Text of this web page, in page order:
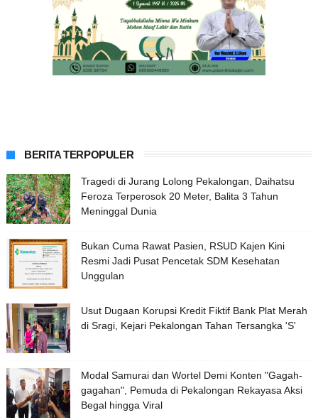
BERITA TERPOPULER
Tragedi di Jurang Lolong Pekalongan, Daihatsu
Feroza Terperosok 20 Meter, Balita 3 Tahun
Meninggal Dunia
Bukan Cuma Rawat Pasien, RSUD Kajen Kini
Resmi Jadi Pusat Pencetak SDM Kesehatan
Unggulan
Usut Dugaan Korupsi Kredit Fiktif Bank Plat Merah
di Sragi, Kejari Pekalongan Tahan Tersangka 'S'
Modal Samurai dan Wortel Demi Konten "Gagah-
gagahan", Pemuda di Pekalongan Rekayasa Aksi
Begal hingga Viral